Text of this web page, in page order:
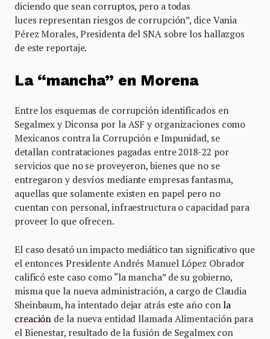
diciendo que sean corruptos, pero a todas
luces representan riesgos de corrupción”, dice Vania
Pérez Morales, Presidenta del SNA sobre los hallazgos
de este reportaje.
La “mancha” en Morena
Entre los esquemas de corrupción identificados en
Segalmex y Diconsa por la ASF y organizaciones como
Mexicanos contra la Corrupción e Impunidad, se
detallan contrataciones pagadas entre 2018-22 por
servicios que no se proveyeron, bienes que no se
entregaron y desvíos mediante empresas fantasma,
aquellas que solamente existen en papel pero no
cuentan con personal, infraestructura o capacidad para
proveer lo que ofrecen.
El caso desató un impacto mediático tan significativo que
el entonces Presidente Andrés Manuel López Obrador
calificó este caso como “la mancha” de su gobierno,
misma que la nueva administración, a cargo de Claudia
Sheinbaum, ha intentado dejar atrás este año con la
creación de la nueva entidad llamada Alimentación para
el Bienestar, resultado de la fusión de Segalmex con